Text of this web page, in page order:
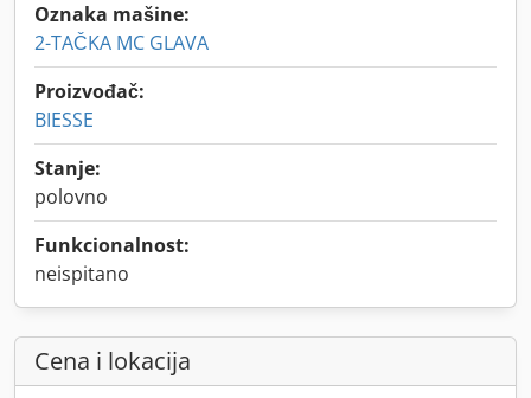
Oznaka mašine:
2-TAČKA MC GLAVA
Proizvođač:
BIESSE
Stanje:
polovno
Funkcionalnost:
neispitano
Cena i lokacija